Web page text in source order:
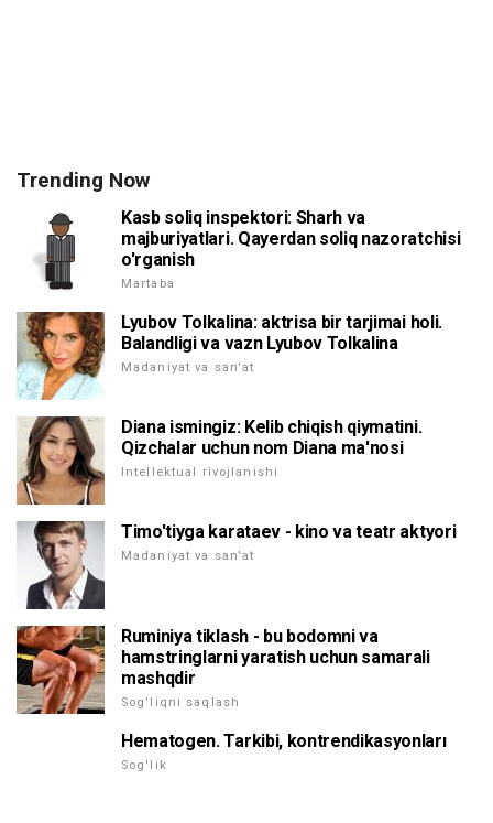
Trending Now
Kasb soliq inspektori: Sharh va
majburiyatlari. Qayerdan soliq nazoratchisi
o'rganish
Martaba
Lyubov Tolkalina: aktrisa bir tarjimai holi.
Balandligi va vazn Lyubov Tolkalina
Madaniyat va san'at
Diana ismingiz: Kelib chiqish qiymatini.
Qizchalar uchun nom Diana ma'nosi
Intellektual rivojlanishi
Timo'tiyga karataev - kino va teatr aktyori
Madaniyat va san'at
Ruminiya tiklash - bu bodomni va
hamstringlarni yaratish uchun samarali
mashqdir
Sog'liqni saqlash
Hematogen. Tarkibi, kontrendikasyonları
Sog'lik